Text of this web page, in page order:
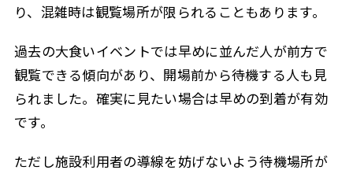
り、混雑時は観覧場所が限られることもあります。
過去の大食いイベントでは早めに並んだ人が前方で
観覧できる傾向があり、開場前から待機する人も見
られました。確実に見たい場合は早めの到着が有効
です。
ただし施設利用者の導線を妨げないよう待機場所が